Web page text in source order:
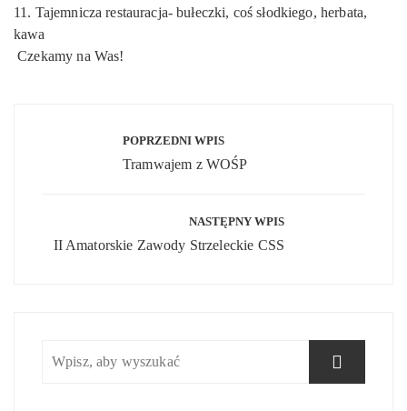
11. Tajemnicza restauracja- bułeczki, coś słodkiego, herbata,
kawa
Czekamy na Was!
POPRZEDNI WPIS
Tramwajem z WOŚP
NASTĘPNY WPIS
II Amatorskie Zawody Strzeleckie CSS